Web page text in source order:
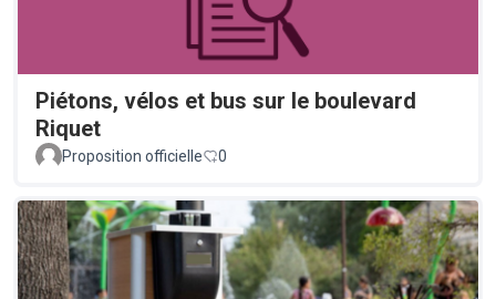
Piétons, vélos et bus sur le boulevard
Riquet
Proposition officielle 0